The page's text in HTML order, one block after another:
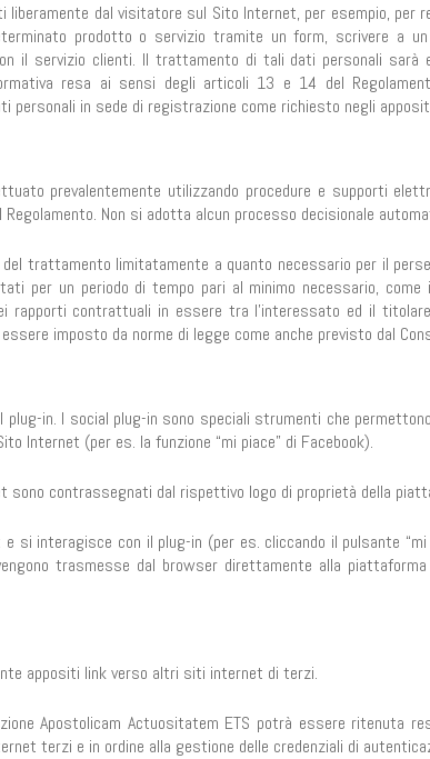
dal visitatore sul Sito Internet, per esempio, per
prodotto o servizio tramite un form, scrivere a
il servizio clienti. Il trattamento di tali dati personali
resa ai sensi degli articoli 13 e 14 del
personali in sede di registrazione come richiesto negli
prevalentemente utilizzando procedure e supporti
Non si adotta alcun processo decisionale
trattamento limitatamente a quanto necessario per il
per un periodo di tempo pari al minimo necessario, come
rapporti contrattuali in essere tra l’interessato ed il
imposto da norme di legge come anche previsto dal
in. I social plug-in sono speciali strumenti che
Internet (per es. la funzione “mi piace” di Facebook).
contrassegnati dal rispettivo logo di proprietà della
si interagisce con il plug-in (per es. cliccando il pulsante
trasmesse dal browser direttamente alla
appositi link verso altri siti internet di terzi.
Apostolicam Actuositatem ETS potrà essere ritenuta
terzi e in ordine alla gestione delle credenziali di